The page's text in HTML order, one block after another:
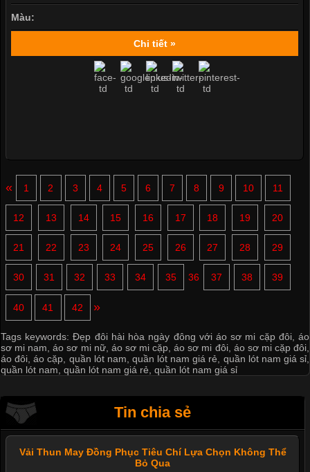
Màu:
Chi tiết »
« 1 2 3 4 5 6 7 8 9 10 11
12 13 14 15 16 17 18 19 20
21 22 23 24 25 26 27 28 29
30 31 32 33 34 35 36 37 38 39
40 41 42 »
Tags keywords:Đẹp đôi hài hòa ngày đông với áo sơ mi cặp đôi,áo
sơ mi nam ,áo sơ mi nữ, áo sơ mi cặp ,áo sơ mi đôi, áo sơ mi cặp đôi
áo đôi ,áo cặp quần lót nam quần lót nam giá rẻ quần lót nam giá sỉ
quần lót nam quần lót nam giá rẻ quần lót nam giá sỉ
Tin chia sẻ
Vải Thun May Đồng Phục Tiêu Chí Lựa Chọn Không Thể
Bỏ Qua